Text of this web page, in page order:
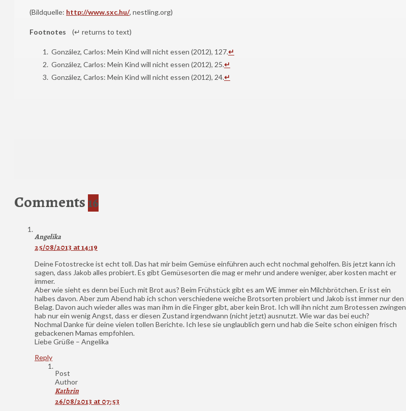
(Bildquelle: http://www.sxc.hu/, nestling.org)
Footnotes (↵ returns to text)
González, Carlos: Mein Kind will nicht essen (2012), 127.↵
González, Carlos: Mein Kind will nicht essen (2012), 25.↵
González, Carlos: Mein Kind will nicht essen (2012), 24.↵
Comments16
Angelika
25/08/2013 at 14:19
Deine Fotostrecke ist echt toll. Das hat mir beim Gemüse einführen auch echt nochmal geholfen. Bis jetzt kann ich
sagen, dass Jakob alles probiert. Es gibt Gemüsesorten die mag er mehr und andere weniger, aber kosten macht er
immer.
Aber wie sieht es denn bei Euch mit Brot aus? Beim Frühstück gibt es am WE immer ein Milchbrötchen. Er isst ein
halbes davon. Aber zum Abend hab ich schon verschiedene weiche Brotsorten probiert und Jakob isst immer nur den
Belag. Davon auch wieder alles was man ihm in die Finger gibt, aber kein Brot. Ich will ihn nicht zum Brotessen zwingen
hab nur ein wenig Angst, dass er diesen Zustand irgendwann (nicht jetzt) ausnutzt. Wie war das bei euch?
Nochmal Danke für deine vielen tollen Berichte. Ich lese sie unglaublich gern und hab die Seite schon einigen frisch
gebackenen Mamas empfohlen.
Liebe Grüße – Angelika
Reply
Post
Author
Kathrin
26/08/2013 at 07:53